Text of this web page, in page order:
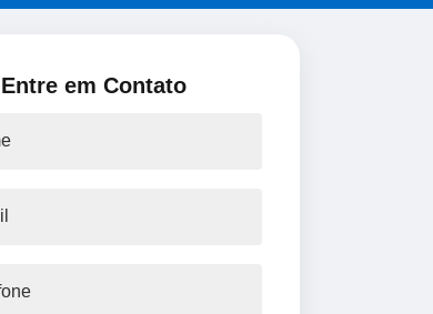
Entre em Contato